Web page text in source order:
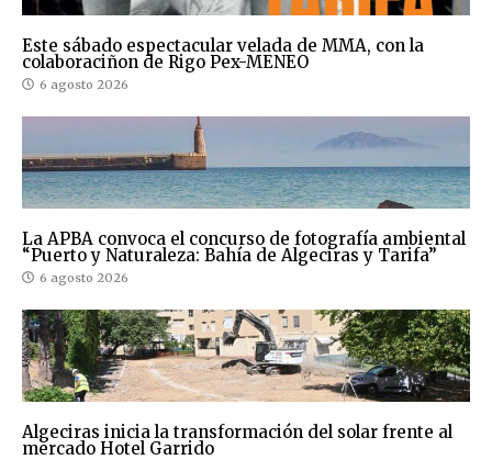
Este sábado espectacular velada de MMA, con la
colaboraciñon de Rigo Pex-MENEO
6 agosto 2026
La APBA convoca el concurso de fotografía ambiental
“Puerto y Naturaleza: Bahía de Algeciras y Tarifa”
6 agosto 2026
Algeciras inicia la transformación del solar frente al
mercado Hotel Garrido